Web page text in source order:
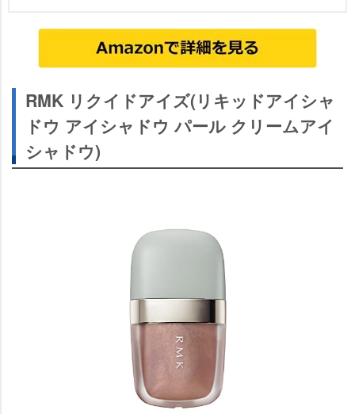
RMK リクイドアイズ(リキッドアイシャ
ドウ アイシャドウ パール クリームアイ
シャドウ)